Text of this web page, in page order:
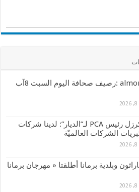
almontasher :رصيف صحافة اليوم السبت 8آب
كميل مكرزل رئيس PCA لـ”الديار”: لدينا شركات
الشركات العالميّة
وبلدية برمانا أطلقتا « مهرجان برمانا